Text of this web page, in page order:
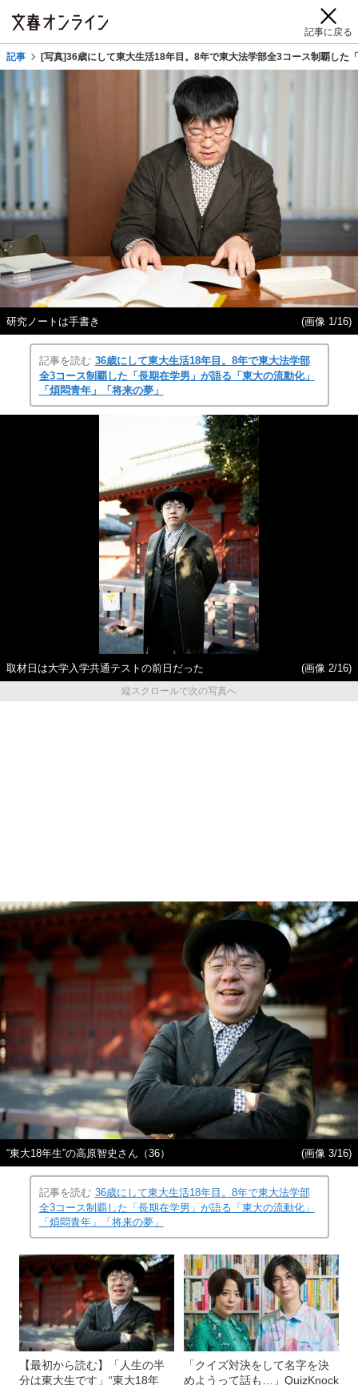
記事に戻る
記事 [写真]36歳にして東大生活18年目。8年で東大法学部全3コース制覇した
研究ノートは手書き (画像 1/16)
記事を読む 36歳にして東大生活18年目。8年で東大法学部
全3コース制覇した「長期在学男」が語る「東大の流動化」
「煩悶青年」「将来の夢」
取材日は大学入学共通テストの前日だった
(画像 2/16)
縦スクロールで次の写真へ
“東大18年生”の高原智史さん（36） (画像 3/16)
記事を読む 36歳にして東大生活18年目。8年で東大法学部
全3コース制覇した「長期在学男」が語る「東大の流動化」
「煩悶青年」「将来の夢」
【最初から読む】「人生の半
分は東大生です」“東大18年
「クイズ対決をして名字を決
めようって話も…」QuizKnock